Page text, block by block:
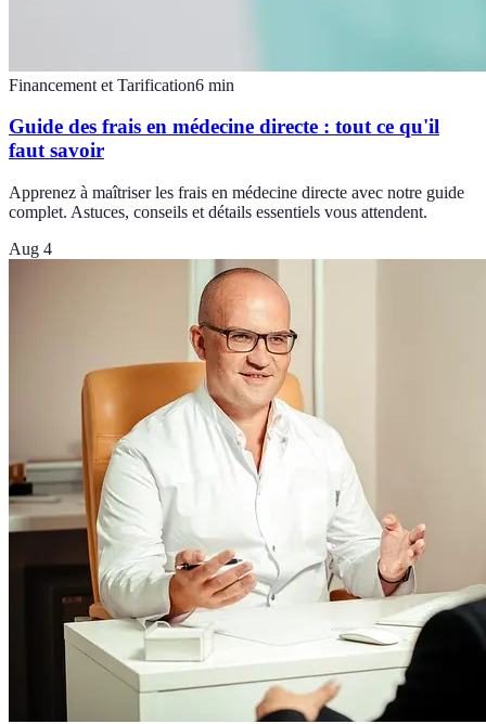
Financement et Tarification6 min
Guide des frais en médecine directe : tout ce qu'il
faut savoir
Apprenez à maîtriser les frais en médecine directe avec notre guide
complet. Astuces, conseils et détails essentiels vous attendent.
Aug 4